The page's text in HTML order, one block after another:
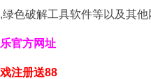
色破解工具软件等以及其
官方网址
注册送88